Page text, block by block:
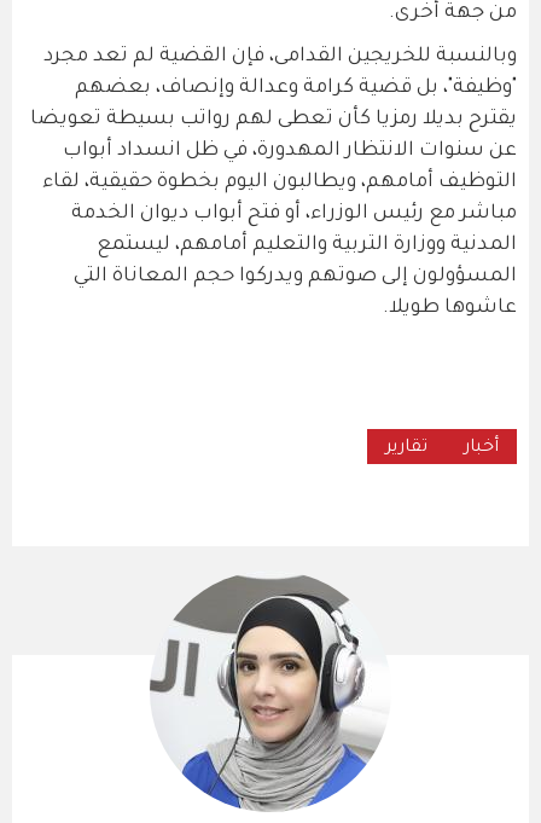
من جهة أخرى.
وبالنسبة للخريجين القدامى، فإن القضية لم تعد مجرد
"وظيفة"، بل قضية كرامة وعدالة وإنصاف، بعضهم
يقترح بديلا رمزيا كأن تعطى لهم رواتب بسيطة تعويضا
عن سنوات الانتظار المهدورة، في ظل انسداد أبواب
التوظيف أمامهم، ويطالبون اليوم بخطوة حقيقية، لقاء
مباشر مع رئيس الوزراء، أو فتح أبواب ديوان الخدمة
المدنية ووزارة التربية والتعليم أمامهم، ليستمع
المسؤولون إلى صوتهم ويدركوا حجم المعاناة التي
عاشوها طويلا.
أخبار تقارير